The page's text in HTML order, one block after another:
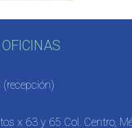
(recepción)
x 63 y 65 Col. Centro,